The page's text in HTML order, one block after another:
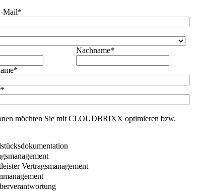
Mail*
Nachname*
*
*
möchten Sie mit CLOUDBRIXX optimieren bzw.
Vertragsmanagement